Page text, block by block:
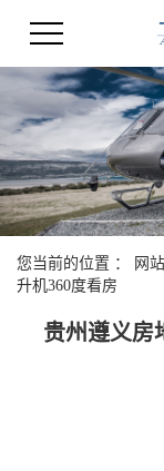
您当前的位置 ： 网
升机360度看房
贵州遵义房